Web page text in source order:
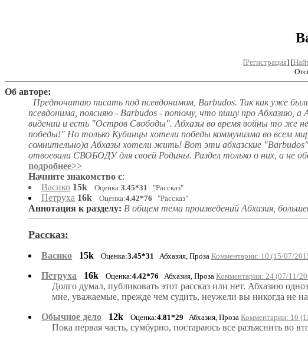
[Регистрация] [
Об авторе:
Предпочитаю писать под псевдонимом, Barbudos. Так как уже
псевдонима, поясняю - Barbudos - потому, что пишу про Абхазию, а
видении и есть "Остров Свободы". Абхазы во время войны то же
победы!" Но только Кубинцы хотели победы коммунизма во всем
сомнительно)а Абхазы хотели жить! Вот эти абхазские
отвоевали СВОБОДУ для своей Родины. Раздел только о них, а не
подробнее>>
Начните знакомство с:
Васико 15k Оценка:3.45*31 "Рассказ"
Петруха 16k Оценка:4.42*76 "Рассказ"
Аннотация к разделу: В общем тема произведений Абхазия,
Рассказ:
Васико 15k Оценка:3.45*31 Абхазия, Проза Комментарии: 10 (15/07/
Петруха 16k Оценка:4.42*76 Абхазия, Проза Комментарии: 24 (07/11/
Долго думал, публиковать этот рассказ или нет. Абхазию
мне, уважаемые, прежде чем судить, неужели вы никогда не
Обычное дело
12k Оценка:4.81*29 Абхазия, Проза Комментарии: 10
Пока первая часть, сумбурно, постараюсь все разъяснить во